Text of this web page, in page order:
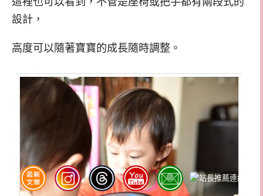
設計，
高度可以隨著寶寶的成長隨時調整。